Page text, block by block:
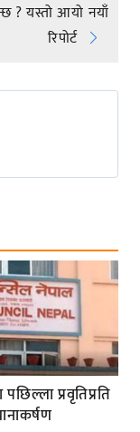
? यस्तो आयो नयाँ
रिपोर्ट
प्रवृतिप्रति